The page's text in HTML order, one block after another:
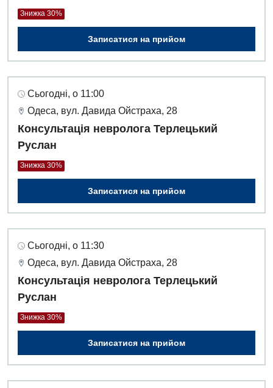
Вакансії
Знижка 30%
Записатися на прийом
Сьогодні, о 11:00
Одеса, вул. Давида Ойстраха, 28
Консультація невролога Терлецький
Руслан
Знижка 30%
Записатися на прийом
Сьогодні, о 11:30
Одеса, вул. Давида Ойстраха, 28
Консультація невролога Терлецький
Руслан
Знижка 30%
Записатися на прийом